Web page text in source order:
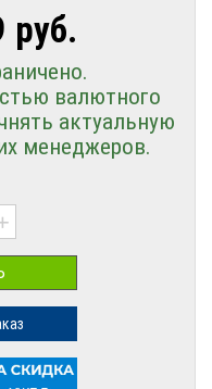
руб.
валютного
актуальную
менеджеров.